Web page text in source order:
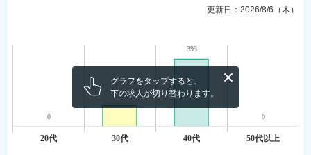
更新日： 2026/8/6（木）
グラフをタップすると、
下の求人が切り替わります。